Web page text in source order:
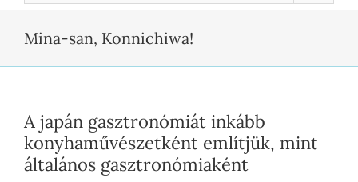
Mina-san, Konnichiwa!
A japán gasztronómiát inkább
konyhaművészetként említjük, mint
általános gasztronómiaként